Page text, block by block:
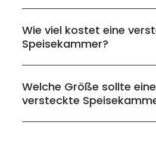
Wie viel kostet eine
Speisekammer?
Welche Größe sollte eine
versteckte